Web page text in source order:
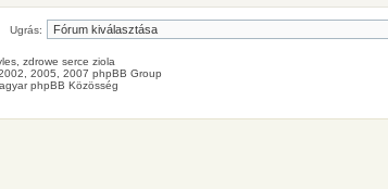
Ugrás:
, zdrowe serce ziola
2005, 2007 phpBB Group
phpBB Közösség